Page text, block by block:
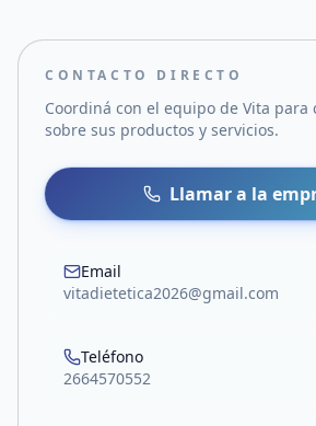
CONTACTO DIRECTO
Coordiná con el equipo de Vita para
sobre sus productos y servicios.
Llamar a la
Email
vitadietetica2026@gmail.com
Teléfono
2664570552